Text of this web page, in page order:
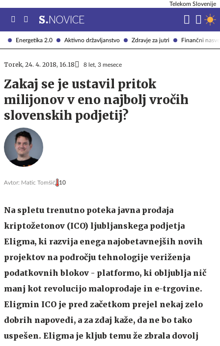
Energetika 2.0 Aktivno državljanstvo Zdravje za jutri Finančni
Telekom Slovenije
Torek, 24. 4. 2018, 16.18 8 let, 3 mesece
Zakaj se je ustavil pritok
milijonov v eno najbolj vročih
slovenskih podjetij?
Avtor: Matic Tomšič 10
Na spletu trenutno poteka javna prodaja
kriptožetonov (ICO) ljubljanskega podjetja
Eligma, ki razvija enega najobetavnejših novih
projektov na področju tehnologije veriženja
podatkovnih blokov - platformo, ki obljublja nič
manj kot revolucijo maloprodaje in e-trgovine.
Eligmin ICO je pred začetkom prejel nekaj zelo
dobrih napovedi, a za zdaj kaže, da ne bo tako
uspešen. Eligma je kljub temu že zbrala dovolj